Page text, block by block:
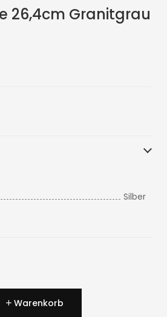
26,4cm Granitgrau
Silber
Warenkorb